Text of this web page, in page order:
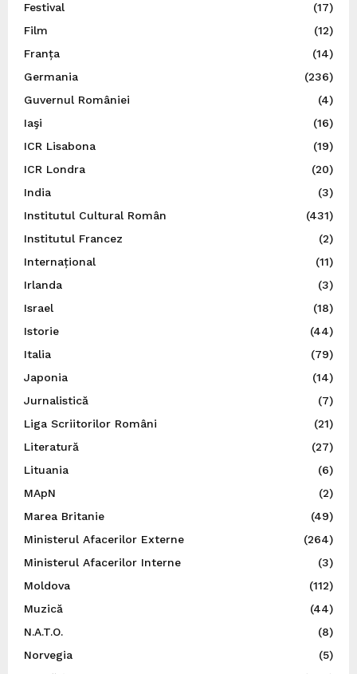
Festival
(17)
Film
(12)
Franța
(14)
Germania
(236)
Guvernul României
(4)
Iaşi
(16)
ICR Lisabona
(19)
ICR Londra
(20)
India
(3)
Institutul Cultural Român
(431)
Institutul Francez
(2)
Internațional
(11)
Irlanda
(3)
Israel
(18)
Istorie
(44)
Italia
(79)
Japonia
(14)
Jurnalistică
(7)
Liga Scriitorilor Români
(21)
Literatură
(27)
Lituania
(6)
MApN
(2)
Marea Britanie
(49)
Ministerul Afacerilor Externe
(264)
Ministerul Afacerilor Interne
(3)
Moldova
(112)
Muzică
(44)
N.A.T.O.
(8)
Norvegia
(5)